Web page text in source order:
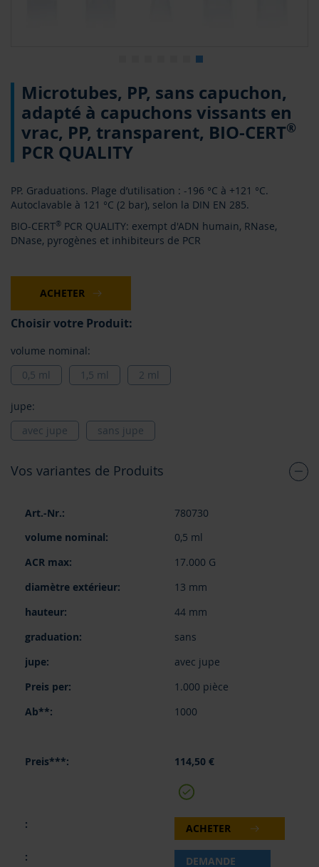
the
beginning
the
images
Microtubes, PP, sans capuchon,
adapté à capuchons vissants en
vrac, PP, transparent, BIO-CERT®
PCR QUALITY
PP. Graduations. Plage d’utilisation : -196 °C à +121 °C.
Autoclavable à 121 °C (2 bar), selon la DIN EN 285.
BIO-CERT® PCR QUALITY: exempt d'ADN humain, RNase,
DNase, pyrogènes et inhibiteurs de PCR
ACHETER
Choisir votre Produit:
volume nominal:
0,5 ml
1,5 ml 2 ml
jupe:
avec jupe
sans jupe
Vos variantes de Produits
produit
groupé
780730
0,5 ml
17.000 G
13 mm
44 mm
sans
avec jupe
1.000 pièce
1000
114,50 €
ACHETER
DEMANDE